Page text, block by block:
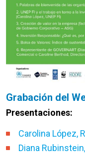
Grabación del
Presentaciones:
Carolina López,
Diana